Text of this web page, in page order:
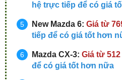
hệ trực tiếp để có giá
New Mazda 6: Giá từ
tiếp để có giá tốt hơn
Mazda CX-3: Giá từ
để có giá tốt hơn nữa